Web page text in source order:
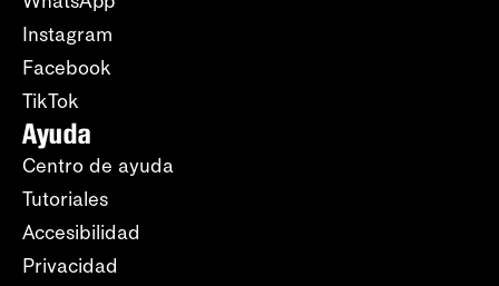
Instagram
Facebook
TikTok
Ayuda
Centro de ayuda
Tutoriales
Accesibilidad
Privacidad